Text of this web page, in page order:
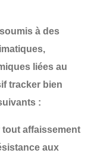
à des
liées au
tracker bien
:
tout affaissement
aux